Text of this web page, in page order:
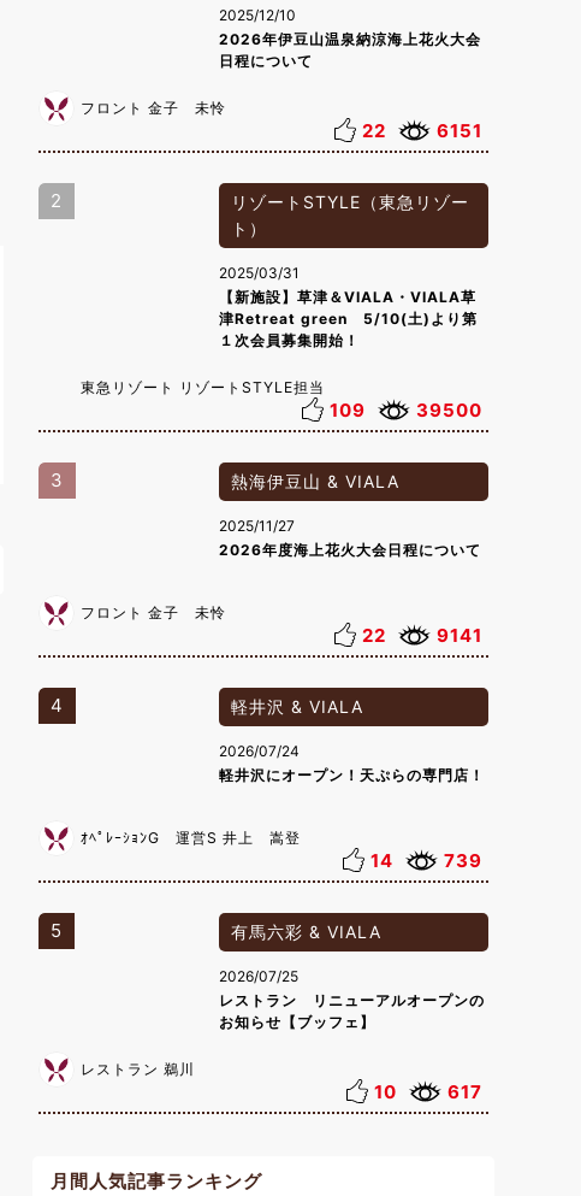
2025/12/10
2026年伊豆山温泉納涼海上花火大会
日程について
フロント 金子 未怜
22 6151
2
リゾートSTYLE（東急リゾー
ト）
2025/03/31
【新施設】草津＆VIALA・VIALA草
津Retreat green 5/10(土)より第
１次会員募集開始！
東急リゾート リゾートSTYLE担当
109 39500
3 熱海伊豆山 & VIALA
2025/11/27
2026年度海上花火大会日程について
フロント 金子 未怜
22 9141
4 軽井沢 & VIALA
2026/07/24
軽井沢にオープン！天ぷらの専門店！
ｵﾍﾟﾚｰｼｮﾝG 運営S 井上 嵩登
14 739
5 有馬六彩 & VIALA
2026/07/25
レストラン リニューアルオープンの
お知らせ【ブッフェ】
レストラン 鵜川
10 617
月間人気記事ランキング